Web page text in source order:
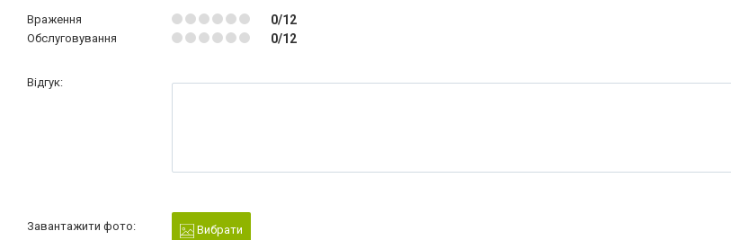
Враження 0/12
Обслуговування 0/12
Відгук:
Завантажити фото: Вибрати